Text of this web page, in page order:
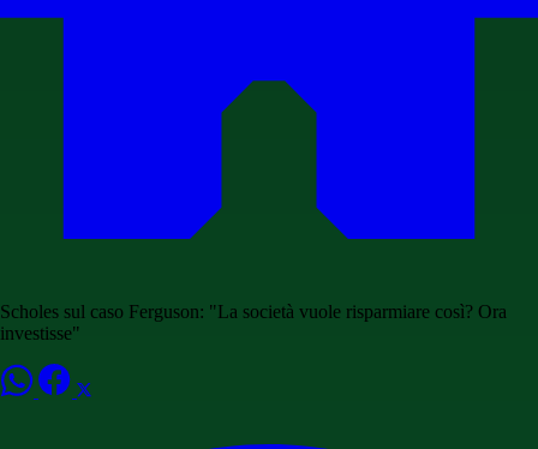
Scholes sul caso Ferguson: "La società vuole risparmiare così? Ora
investisse"